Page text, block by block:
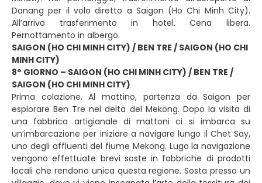
Danang per il volo diretto a Saigon (Ho Chi Minh City).
All’arrivo trasferimento in hotel. Cena libera.
Pernottamento in albergo.
SAIGON (HO CHI MINH CITY) / BEN TRE / SAIGON (HO CHI
MINH CITY)
8° GIORNO – SAIGON (HO CHI MINH CITY) / BEN TRE /
SAIGON (HO CHI MINH CITY)
Prima colazione. Al mattino, partenza da Saigon per
esplorare Ben Tre nel delta del Mekong. Dopo la visita di
una fabbrica artigianale di mattoni ci si imbarca su
un’imbarcazione per iniziare a navigare lungo il Chet Say,
uno degli affluenti del fiume Mekong. Lugo la navigazione
vengono effettuate brevi soste in fabbriche di prodotti
locali che rendono unica questa regione. Sosta presso un